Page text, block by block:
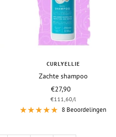
CURLYELLIE
Zachte shampoo
Vraagprijs
€27,90
€111,60/l
8 Beoordelingen